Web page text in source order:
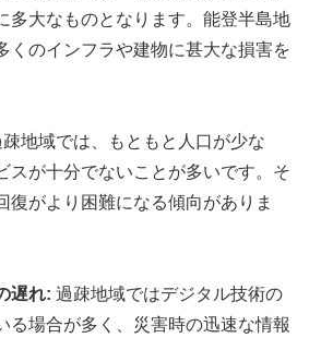
多大なものとなります。能登半島地
くのインフラや建物に甚大な損害を
疎地域では、もともと人口が少な
スが十分でないことが多いです。そ
復がより困難になる傾向がありま
遅れ: 過疎地域ではデジタル技術の
る場合が多く、災害時の迅速な情報